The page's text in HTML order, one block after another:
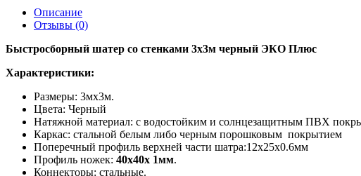
Описание
Отзывы (0)
Быстросборный шатер со стенками 3х3м черный ЭКО Плюс
Характеристики:
Размеры: 3мх3м.
Цвета: Черный
Натяжной материал: с водостойким и солнцезащитным ПВХ
Каркас: стальной белым либо черным порошковым покрытием
Поперечный профиль верхней части шатра:12х25х0.6мм
Профиль ножек: 40х40х 1мм.
Коннекторы: стальные.